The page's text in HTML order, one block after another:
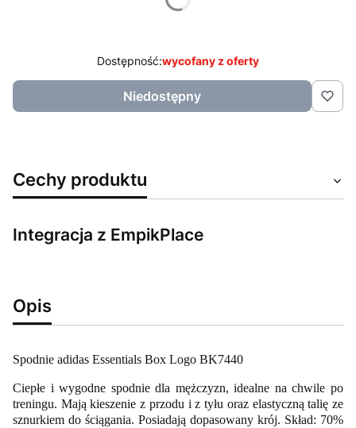
Poszczególne warianty mogą różnić się ceną
Dostępność:wycofany z oferty
Niedostępny
Cechy produktu
Integracja z EmpikPlace
Opis
Spodnie adidas Essentials Box Logo BK7440
Ciepłe i wygodne spodnie dla mężczyzn, idealne na chwile po
treningu. Mają kieszenie z przodu i z tyłu oraz elastyczną talię ze
sznurkiem do ściągania. Posiadają dopasowany krój. Skład: 70%